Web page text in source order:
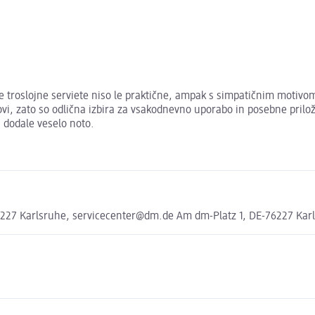
troslojne serviete niso le praktične, ampak s simpatičnim
zato so odlična izbira za vsakodnevno uporabo in posebne
veselo noto.
Karlsruhe, servicecenter@dm.de Am dm-Platz 1, DE-76227